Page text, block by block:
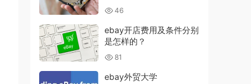
46
ebay开店费用及条件分别
是怎样的？
81
ebay外贸大学